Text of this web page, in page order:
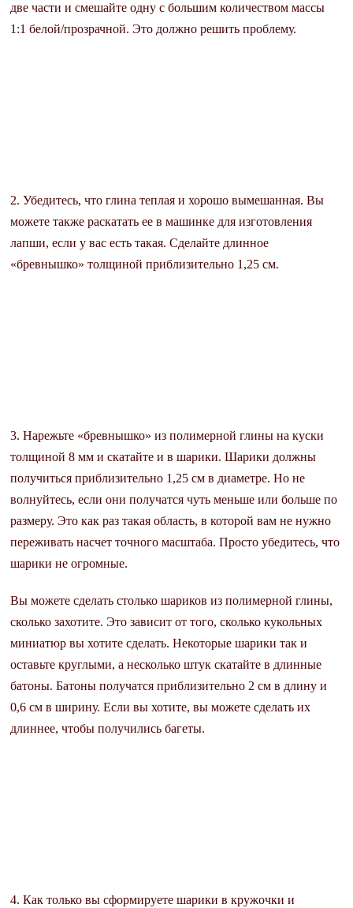
две части и смешайте одну с большим количеством массы
1:1 белой/прозрачной. Это должно решить проблему.
2. Убедитесь, что глина теплая и хорошо вымешанная. Вы
можете также раскатать ее в машинке для изготовления
лапши, если у вас есть такая. Сделайте длинное
«бревнышко» толщиной приблизительно 1,25 см.
3. Нарежьте «бревнышко» из полимерной глины на куски
толщиной 8 мм и скатайте и в шарики. Шарики должны
получиться приблизительно 1,25 см в диаметре. Но не
волнуйтесь, если они получатся чуть меньше или больше по
размеру. Это как раз такая область, в которой вам не нужно
переживать насчет точного масштаба. Просто убедитесь, что
шарики не огромные.
Вы можете сделать столько шариков из полимерной глины,
сколько захотите. Это зависит от того, сколько кукольных
миниатюр вы хотите сделать. Некоторые шарики так и
оставьте круглыми, а несколько штук скатайте в длинные
батоны. Батоны получатся приблизительно 2 см в длину и
0,6 см в ширину. Если вы хотите, вы можете сделать их
длиннее, чтобы получились багеты.
4. Как только вы сформируете шарики в кружочки и